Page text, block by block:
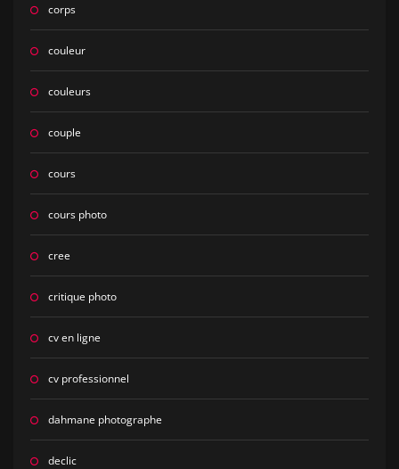
corps
couleur
couleurs
couple
cours
cours photo
cree
critique photo
cv en ligne
cv professionnel
dahmane photographe
declic